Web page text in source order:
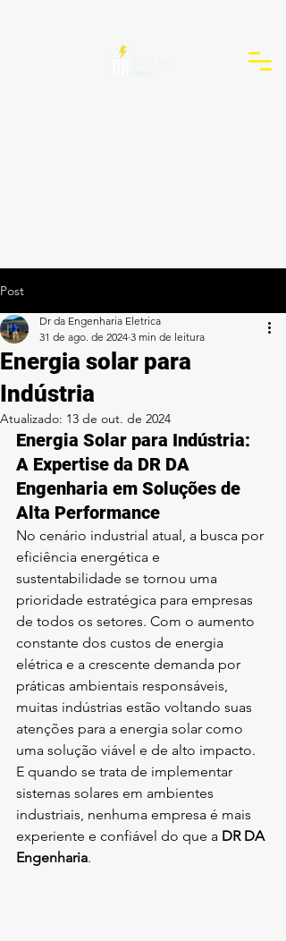
Post
Energia solar para
Indústria
Dr da Engenharia Eletrica
31 de ago. de 2024 3 min de leitura
Atualizado: 13 de out. de 2024
Energia Solar para Indústria:
A Expertise da DR DA
Engenharia em Soluções de
Alta Performance
No cenário industrial atual, a busca por
eficiência energética e
sustentabilidade se tornou uma
prioridade estratégica para empresas
de todos os setores. Com o aumento
constante dos custos de energia
elétrica e a crescente demanda por
práticas ambientais responsáveis,
muitas indústrias estão voltando suas
atenções para a energia solar como
uma solução viável e de alto impacto.
E quando se trata de implementar
sistemas solares em ambientes
industriais, nenhuma empresa é mais
experiente e confiável do que a DR DA
Engenharia.